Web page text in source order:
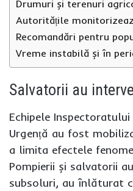
Drumuri și terenuri
Autoritățile
Recomandări pentru
Vreme instabilă și în
Salvatorii au
Echipele
Urgență au fost
a limita efectele
Pompierii și salvatorii
subsoluri, au înlăturat